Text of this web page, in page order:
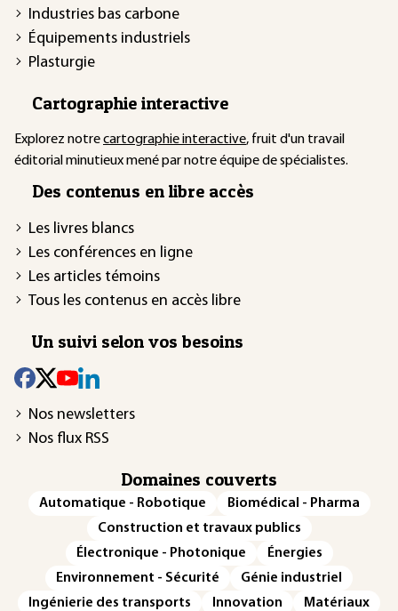
Industries bas carbone
Équipements industriels
Plasturgie
Cartographie interactive
Explorez notrecartographie interactive, fruit d'un travail
éditorial minutieux mené par notre équipe de spécialistes.
Des contenus en libre accès
Les livres blancs
Les conférences en ligne
Les articles témoins
Tous les contenus en accès libre
Un suivi selon vos besoins
Nos newsletters
Nos flux RSS
Domaines couverts
Automatique - Robotique
Biomédical - Pharma
Construction et travaux publics
Électronique - Photonique
Énergies
Environnement - Sécurité
Génie industriel
Ingénierie des transports
Innovation
Matériaux